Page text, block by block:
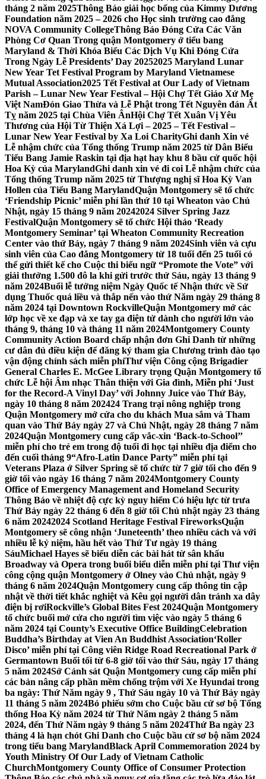
tháng 2 năm 2025Thông Báo giải học bổng của Kimmy Dương
Foundation năm 2025 – 2026 cho Học sinh trường cao đẳng
NOVA Community CollegeThông Báo Đóng Cửa Các Văn
Phòng Cơ Quan Trong quận Montgomery ở tiểu bang
Maryland & Thời Khóa Biểu Các Dịch Vụ Khi Đóng Cửa
Trong Ngày Lễ Presidents’ Day 20252025 Maryland Lunar
New Year Tet Festival Program by Maryland Vietnamese
Mutual Association2025 Tết Festival at Our Lady of Vietnam
Parish – Lunar New Year Festival – Hội Chợ Tết Giáo Xứ Mẹ
Việt NamĐón Giao Thừa và Lễ Phật trong Tết Nguyên đán Ất
Tỵ năm 2025 tại Chùa Viên ÂnHội Chợ Tết Xuân Vị Yêu
Thương của Hội Từ Thiện Xá Lợi – 2025 – Tết Festival –
Lunar New Year Festival by Xa Loi CharityGhi danh Xin vé
Lễ nhậm chức của Tổng thống Trump năm 2025 từ Dân Biểu
Tiểu Bang Jamie Raskin tại địa hạt hay khu 8 bầu cử quốc hội
Hoa Kỳ của MarylandGhi danh xin vé đi coi Lễ nhậm chức của
Tổng thống Trump năm 2025 từ Thượng nghị sĩ Hoa Kỳ Van
Hollen của Tiểu Bang MarylandQuận Montgomery sẽ tổ chức
‘Friendship Picnic’ miễn phí lần thứ 10 tại Wheaton vào Chủ
Nhật, ngày 15 tháng 9 năm 20242024 Silver Spring Jazz
FestivalQuận Montgomery sẽ tổ chức Hội thảo ‘Ready
Montgomery Seminar’ tại Wheaton Community Recreation
Center vào thứ Bảy, ngày 7 tháng 9 năm 2024Sinh viên và cựu
sinh viên của Cao đẳng Montgomery từ 18 tuổi đến 25 tuổi có
thể gửi thiết kế cho Cuộc thi biểu ngữ “Promote the Vote” với
giải thưởng 1.500 đô la khi gửi trước thứ Sáu, ngày 13 tháng 9
năm 2024Buổi lễ tưởng niệm Ngày Quốc tế Nhận thức về Sử
dụng Thuốc quá liều và thắp nến vào thứ Năm ngày 29 tháng 8
năm 2024 tại Downtown RockvilleQuận Montgomery mở các
lớp học về xe đạp và xe tay ga điện tử dành cho người lớn vào
tháng 9, tháng 10 và tháng 11 năm 2024Montgomery County
Community Action Board chấp nhận đơn Ghi Danh từ những
cư dân đủ điều kiện để đăng ký tham gia Chương trình đào tạo
vận động chính sách miễn phíThư viện Công cộng Brigadier
General Charles E. McGee Library trọng Quận Montgomery tổ
chức Lễ hội Âm nhạc Thân thiện với Gia đình, Miễn phí ‘Just
for the Record-A Vinyl Day’ với Johnny Juice vào Thứ Bảy,
ngày 10 tháng 8 năm 202424 Trang trại nông nghiệp trong
Quận Montgomery mở cửa cho du khách Mua sắm và Tham
quan vào Thứ Bảy ngày 27 và Chủ Nhật, ngày 28 tháng 7 năm
2024Quận Montgomery cung cấp vắc-xin ‘Back-to-School’’
miễn phí cho trẻ em trong độ tuổi đi học tại nhiều địa điểm cho
đến cuối tháng 9“Afro-Latin Dance Party” miễn phí tại
Veterans Plaza ở Silver Spring sẽ tổ chức từ 7 giờ tối cho đến 9
giờ tối vào ngày 16 tháng 7 năm 2024Montgomery County
Office of Emergency Management and Homeland Security
Thông Báo về nhiệt độ cực kỳ nguy hiểm Có hiệu lực từ trưa
Thứ Bảy ngày 22 tháng 6 đến 8 giờ tối Chủ nhật ngày 23 tháng
6 năm 20242024 Scotland Heritage Festival FireworksQuận
Montgomery sẽ công nhận ‘Juneteenth’ theo nhiều cách và với
nhiều lễ kỷ niệm, hầu hết vào Thứ Tư ngày 19 tháng
SáuMichael Hayes sẽ biểu diễn các bài hát từ sân khấu
Broadway và Opera trong buổi biểu diễn miễn phí tại Thư viện
công cộng quận Montgomery ở Olney vào Chủ nhật, ngày 9
tháng 6 năm 2024Quận Montgomery cung cấp thông tin cập
nhật về thời tiết khắc nghiệt và Kêu gọi người dân tránh xa dây
điện bị rơiRockville’s Global Bites Fest 2024Quận Montgomery
tổ chức buổi mở cửa cho người tìm việc vào ngày 5 tháng 6
năm 2024 tại County’s Executive Office BuildingCelebration
Buddha’s Birthday at Vien An Buddhist Association‘Roller
Disco’ miễn phí tại Công viên Ridge Road Recreational Park ở
Germantown Buổi tối từ 6-8 giờ tối vào thứ Sáu, ngày 17 tháng
5 năm 2024Sở Cảnh sát Quận Montgomery cung cấp miễn phí
các bản nâng cấp phần mềm chống trộm với Xe Hyundai trong
ba ngày: Thứ Năm ngày 9 , Thứ Sáu ngày 10 và Thứ Bảy ngày
11 tháng 5 năm 2024Bỏ phiếu sớm cho Cuộc bầu cử sơ bộ Tổng
thống Hoa Kỳ năm 2024 từ Thứ Năm ngày 2 tháng 5 năm
2024, đến Thứ Năm ngày 9 tháng 5 năm 2024Thứ Ba ngày 23
tháng 4 là hạn chót Ghi Danh cho Cuộc bầu cử sơ bộ năm 2024
trong tiểu bang MarylandBlack April Commemoration 2024 by
Youth Ministry Of Our Lady of Vietnam Catholic
ChurchMontgomery County Office of Consumer Protection